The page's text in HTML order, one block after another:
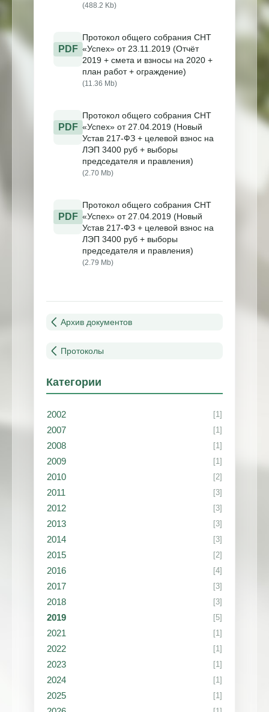
(488.2 Kb)
PDF
Протокол общего собрания СНТ
«Успех» от 23.11.2019 (Отчёт
2019 + смета и взносы на 2020 +
план работ + ограждение)
(11.36 Mb)
PDF
Протокол общего собрания СНТ
«Успех» от 27.04.2019 (Новый
Устав 217-ФЗ + целевой взнос на
ЛЭП 3400 руб + выборы
председателя и правления)
(2.70 Mb)
PDF
Протокол общего собрания СНТ
«Успех» от 27.04.2019 (Новый
Устав 217-ФЗ + целевой взнос на
ЛЭП 3400 руб + выборы
председателя и правления)
(2.79 Mb)
Архив документов
Протоколы
Категории
2002 [1]
2007 [1]
2008 [1]
2009 [1]
2010 [2]
2011 [3]
2012 [3]
2013 [3]
2014 [3]
2015 [2]
2016 [4]
2017 [3]
2018 [3]
2019 [5]
2021 [1]
2022 [1]
2023 [1]
2024 [1]
2025 [1]